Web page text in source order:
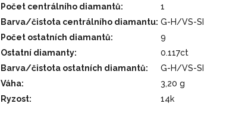
Počet centrálního diamantů:
1
Barva/čistota centrálního diamantu: G-H/VS-SI
Počet ostatních diamantů:
9
Ostatní diamanty:
0.117ct
Barva/čistota ostatních diamantů:
G-H/VS-SI
Váha:
3,20 g
Ryzost: 14k